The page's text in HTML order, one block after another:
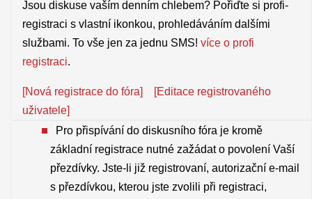
Jsou diskuse vaším denním chlebem? Pořiďte si profi-
registraci s vlastní ikonkou, prohledáváním dalšími
službami. To vše jen za jednu SMS! více o profi
registraci.
[Nová registrace do fóra]
[Editace registrovaného
uživatele]
Pro přispívání do diskusního fóra je kromě
základní registrace nutné zažádat o povolení Vaší
přezdívky. Jste-li již registrovaní, autorizační e-mail
s přezdívkou, kterou jste zvolili při registraci,